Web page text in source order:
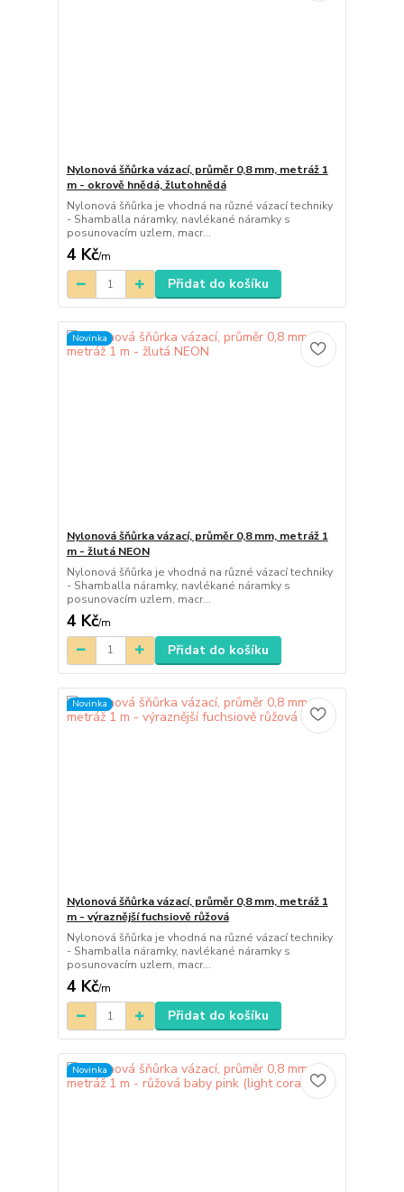
Nylonová šňůrka vázací, průměr 0,8 mm, metráž 1
m - okrově hnědá, žlutohnědá
Nylonová šňůrka je vhodná na různé vázací techniky
- Shamballa náramky, navlékané náramky s
posunovacím uzlem, macr...
4 Kč/m
Přidat do košíku
Novinka
Nylonová šňůrka vázací, průměr 0,8 mm, metráž 1
m - žlutá NEON
Nylonová šňůrka je vhodná na různé vázací techniky
- Shamballa náramky, navlékané náramky s
posunovacím uzlem, macr...
4 Kč/m
Přidat do košíku
Novinka
Nylonová šňůrka vázací, průměr 0,8 mm, metráž 1
m - výraznější fuchsiově růžová
Nylonová šňůrka je vhodná na různé vázací techniky
- Shamballa náramky, navlékané náramky s
posunovacím uzlem, macr...
4 Kč/m
Přidat do košíku
Novinka